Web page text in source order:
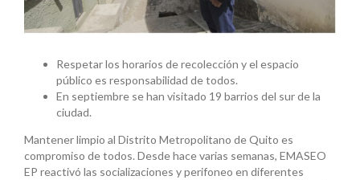
Respetar los horarios de recolección y el espacio
público es responsabilidad de todos.
En septiembre se han visitado 19 barrios del sur de la
ciudad.
Mantener limpio al Distrito Metropolitano de Quito es
compromiso de todos. Desde hace varias semanas, EMASEO
EP reactivó las socializaciones y perifoneo en diferentes